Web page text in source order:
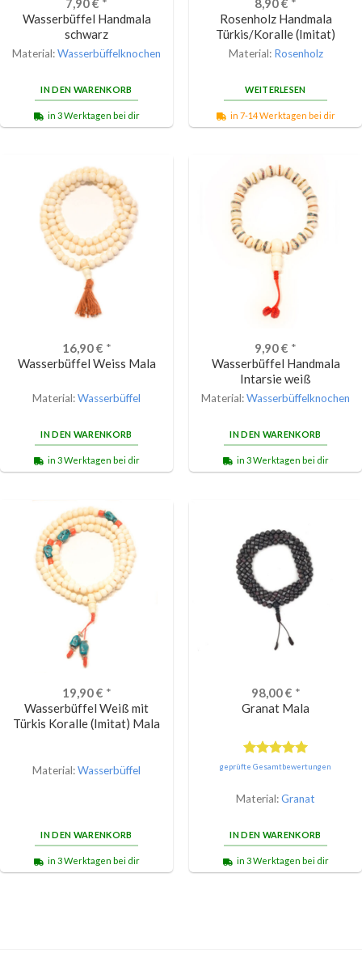
7,90€ *
Wasserbüffel Handmala
schwarz
Material:Wasserbüffelknochen
IN DEN WARENKORB
in 3 Werktagen bei dir
8,90€ *
Rosenholz Handmala
Türkis/Koralle (Imitat)
Material: Rosenholz
WEITERLESEN
in 7-14 Werktagen bei dir
16,90€ *
Wasserbüffel Weiss Mala
Material:Wasserbüffel
IN DEN WARENKORB
in 3 Werktagen bei dir
9,90€ *
Wasserbüffel Handmala
Intarsie weiß
Material:Wasserbüffelknochen
IN DEN WARENKORB
in 3 Werktagen bei dir
19,90€ *
Wasserbüffel Weiß mit
Türkis Koralle (Imitat) Mala
Material:Wasserbüffel
IN DEN WARENKORB
in 3 Werktagen bei dir
98,00€ *
Granat Mala
Bewertet
von 5
geprüfte Gesamtbewertungen
Material:Granat
IN DEN WARENKORB
in 3 Werktagen bei dir